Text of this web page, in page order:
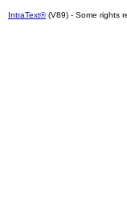
IntraText®(V89) - Some rights